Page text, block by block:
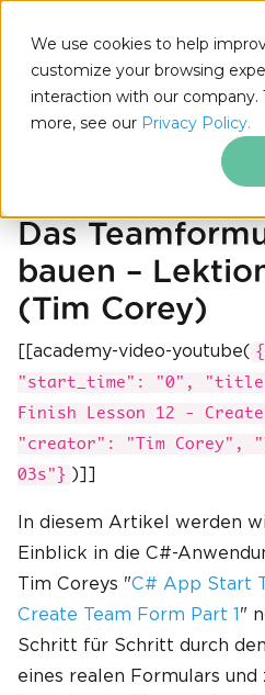
We use cookies to help
customize your browsing
interaction with our company.
more, see our Privacy Policy.
IRONSOFTWARE
Zum Fußzeileninhalt springen
C# Application
Lektion 12 -
Das
bauen –
(Tim Corey)
[[academy-video-youtube(
"start_time": "0",
Finish Lesson 12 -
"creator": "Tim Corey",
03s"} )]]
In diesem Artikel werden
Einblick in die C#-
Tim Coreys "C# App Start
Create Team Form Part 1"
Schritt für Schritt durch
eines realen Formulars